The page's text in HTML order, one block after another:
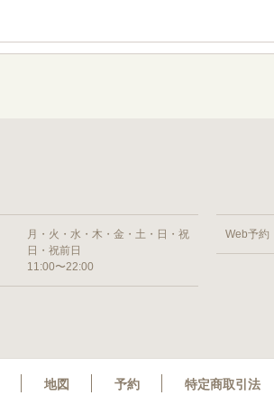
月・火・水・木・金・土・日・祝
日・祝前日
11:00〜22:00
Web予約
地図 予約 特定商取引法